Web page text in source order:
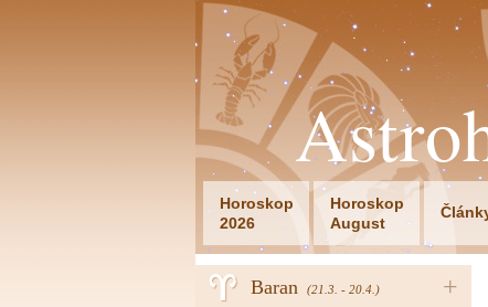
Horoskop
2026
Horoskop
August
+
Baran (21.3. - 20.4.)
a